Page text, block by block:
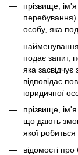
прізвище,
перебування)
особу, яка
подає запит,
яка
відповідає
юридичної
прізвище, ім'я
що дають
якої робиться
відомості